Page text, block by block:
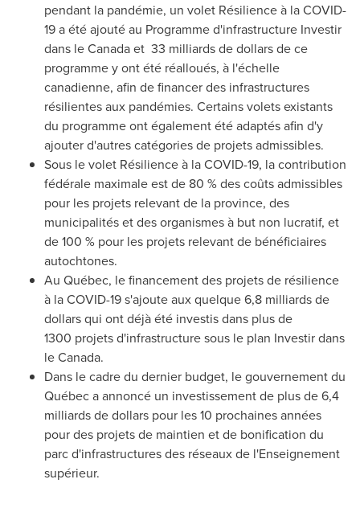
pendant la pandémie, un volet Résilience à la COVID-
19 a été ajouté au Programme d'infrastructure Investir
dans le Canada et 33 milliards de dollars de ce
programme y ont été réalloués, à l'échelle
canadienne, afin de financer des infrastructures
résilientes aux pandémies. Certains volets existants
du programme ont également été adaptés afin d'y
ajouter d'autres catégories de projets admissibles.
Sous le volet Résilience à la COVID-19, la contribution
fédérale maximale est de 80 % des coûts admissibles
pour les projets relevant de la province, des
municipalités et des organismes à but non lucratif, et
de 100 % pour les projets relevant de bénéficiaires
autochtones.
Au Québec, le financement des projets de résilience
à la COVID-19 s'ajoute aux quelque 6,8 milliards de
dollars qui ont déjà été investis dans plus de
1300 projets d'infrastructure sous le plan Investir dans
le Canada.
Dans le cadre du dernier budget, le gouvernement du
Québec a annoncé un investissement de plus de 6,4
milliards de dollars pour les 10 prochaines années
pour des projets de maintien et de bonification du
parc d'infrastructures des réseaux de l'Enseignement
supérieur.